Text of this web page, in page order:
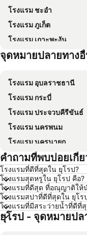
โรงแรม ชะอำ
โรงแรม ภูเก็ต
โรงแรม เกาะพะงัน
โรงแรม เกาะฟุก๊ว
จุดหมายปลายทาง
โรงแรม อุบลราชธานี
โรงแรม กระบี่
โรงแรม ประจวบคีรีขันธ์
โรงแรม นครพนม
โรงแรม นครนายก
โรงแรม เกาะล้าน
โรงแรม ระยอง
โรงแรม สระบุรี
โรงแรม หาดป่าตอง
โรงแรม เวียงจันทน์
คำถามที่พบบ่อยเกี่
โรงแรมที่ดีที่สุดใน ยุโรป?
โรงแรมสุดหรูใน ยุโรป คือ?
โรงแรมที่ดีสุด ที่อณุญาติให้น
โรงแรมสปาที่ดีที่สุดใน ยุโร
โรงแรมที่มีสระว่ายน้ำที่ดีที่
ยุโรป - จุดหมายปล